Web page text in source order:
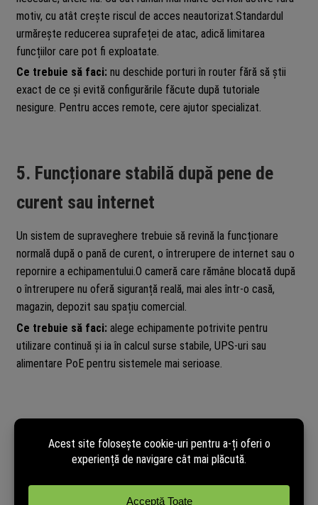
motiv, cu atât crește riscul de acces neautorizat.Standardul
urmărește reducerea suprafeței de atac, adică limitarea
funcțiilor care pot fi exploatate.
Ce trebuie să faci:nu deschide porturi în router fără să știi
exact de ce și evită configurările făcute după tutoriale
nesigure. Pentru acces remote, cere ajutor specializat.
5. Funcționare stabilă după pene de
curent sau internet
Un sistem de supraveghere trebuie să revină la funcționare
normală după o pană de curent, o întrerupere de internet sau o
repornire a echipamentului.O cameră care rămâne blocată după
o întrerupere nu oferă siguranță reală, mai ales într-o casă,
magazin, depozit sau spațiu comercial.
Ce trebuie să faci:alege echipamente potrivite pentru
utilizare continuă și ia în calcul surse stabile, UPS-uri sau
alimentare PoE pentru sistemele mai serioase.
6. Posibilitatea de ștergere a datelor
Atunci când o cameră este resetată, vândută, înlocuită sau
trebuie eliminate corect.Aici intră conturi, parole, setări de